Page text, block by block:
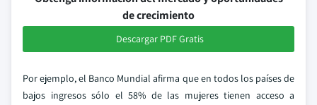
de crecimiento
Descargar PDF Gratis
Por ejemplo, el Banco Mundial afirma que en todos los países de
bajos ingresos sólo el 58% de las mujeres tienen acceso a